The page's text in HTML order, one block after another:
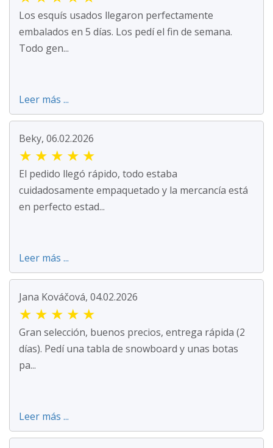
Los esquís usados llegaron perfectamente
embalados en 5 días. Los pedí el fin de semana.
Todo gen...
Leer más ...
Beky, 06.02.2026
★ ★ ★ ★ ★
El pedido llegó rápido, todo estaba
cuidadosamente empaquetado y la mercancía está
en perfecto estad...
Leer más ...
Jana Kováčová, 04.02.2026
★ ★ ★ ★ ★
Gran selección, buenos precios, entrega rápida (2
días). Pedí una tabla de snowboard y unas botas
pa...
Leer más ...